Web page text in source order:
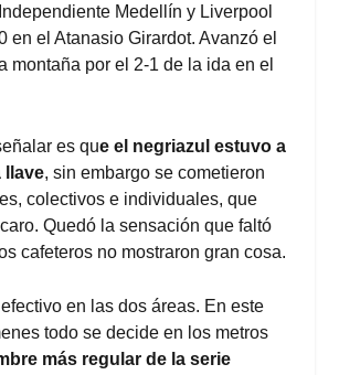
Medellín y Liverpool
en el Atanasio Girardot. Avanzó el
montaña por el 2-1 de la ida en el
es que el negriazul estuvo a
llave, sin embargo se cometieron
colectivos e individuales, que
Quedó la sensación que faltó
cafeteros no mostraron gran cosa.
en las dos áreas. En este
todo se decide en los metros
más regular de la serie